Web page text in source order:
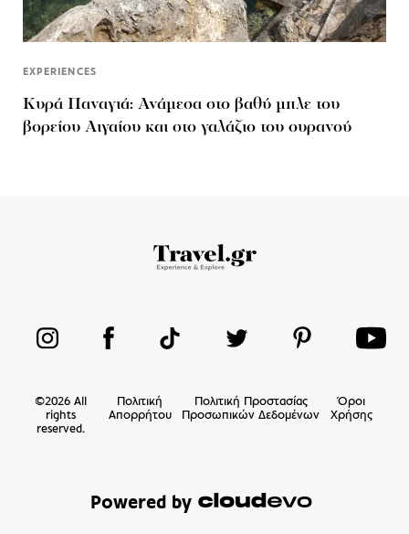
EXPERIENCES
Κυρά Παναγιά: Ανάμεσα στο βαθύ μπλε του
βορείου Αιγαίου και στο γαλάζιο του ουρανού
©2026 All
rights
reserved.
Πολιτική
Απορρήτου
Πολιτική Προστασίας
Προσωπικών Δεδομένων
Όροι
Χρήσης
Powered by